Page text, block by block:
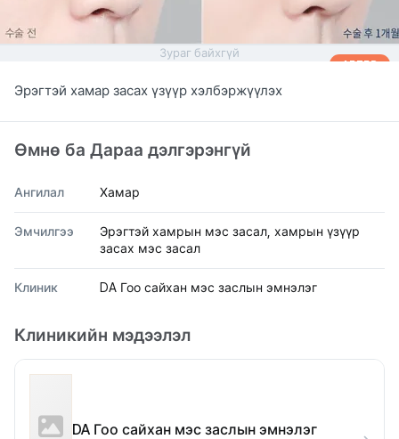
AFTER
Зураг байхгүй
Эрэгтэй хамар засах үзүүр хэлбэржүүлэх
Өмнө ба Дараа дэлгэрэнгүй
Ангилал Хамар
Эмчилгээ
Эрэгтэй хамрын мэс засал, хамрын үзүүр
засах мэс засал
Клиник DA Гоо сайхан мэс заслын эмнэлэг
Клиникийн мэдээлэл
DA Гоо сайхан мэс заслын эмнэлэг